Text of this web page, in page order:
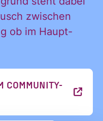
zwischen
ob im Haupt-
COMMUNITY-